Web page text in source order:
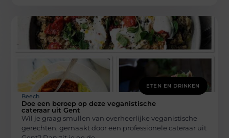
ETEN EN DRINKEN
Beech
Doe een beroep op deze veganistische
cateraar uit Gent
Wil je graag smullen van overheerlijke veganistische
gerechten, gemaakt door een professionele cateraar uit